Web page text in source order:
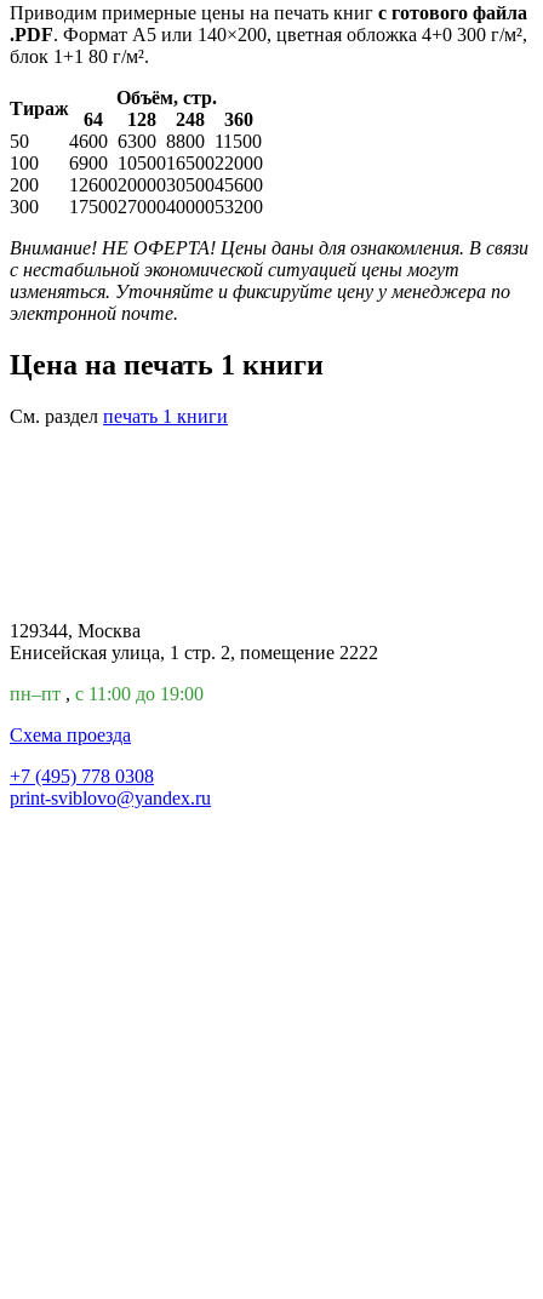
Приводим примерные цены на печать книг с готового файла
.PDF. Формат А5 или 140×200, цветная обложка 4+0 300 г/м²,
блок 1+1 80 г/м².
Тираж
Объём, стр.
64
128 248
360
50
4600 6300 8800 11500
100
6900 105001650022000
200
12600200003050045600
300
17500270004000053200
Внимание! НЕ ОФЕРТА! Цены даны для ознакомления. В связи
с нестабильной экономической ситуацией цены могут
изменяться. Уточняйте и фиксируйте цену у менеджера по
электронной почте.
Цена на печать 1 книги
См. раздел печать 1 книги
129344, Москва
Енисейская улица, 1 стр. 2, помещение 2222
пн–пт , с 11:00 до 19:00
Cхема проезда
+7 (495) 778 0308
print-sviblovo@yandex.ru